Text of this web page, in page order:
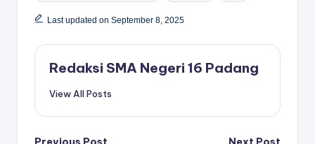
Last updated on September 8, 2025
Redaksi SMA Negeri 16 Padang
View All Posts